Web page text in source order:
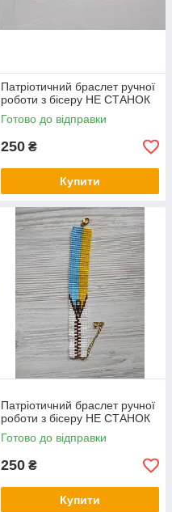
Патріотичний браслет ручної
роботи з бісеру НЕ СТАНОК
Готово до відправки
250 ₴
Купити
Патріотичний браслет ручної
роботи з бісеру НЕ СТАНОК
Готово до відправки
250 ₴
Купити